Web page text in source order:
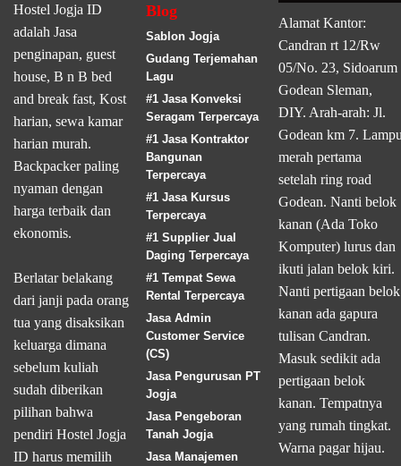
Hostel Jogja ID
adalah Jasa
penginapan, guest
house, B n B bed
and break fast, Kost
harian, sewa kamar
harian murah.
Backpacker paling
nyaman dengan
harga terbaik dan
ekonomis.
Berlatar belakang
dari janji pada orang
tua yang disaksikan
keluarga dimana
sebelum kuliah
sudah diberikan
pilihan bahwa
pendiri Hostel Jogja
ID harus memilih
Blog
Sablon Jogja
Gudang Terjemahan
Lagu
#1 Jasa Konveksi
Seragam Terpercaya
#1 Jasa Kontraktor
Bangunan
Terpercaya
#1 Jasa Kursus
Terpercaya
#1 Supplier Jual
Daging Terpercaya
#1 Tempat Sewa
Rental Terpercaya
Jasa Admin
Customer Service
(CS)
Jasa Pengurusan PT
Jogja
Jasa Pengeboran
Tanah Jogja
Jasa Manajemen
Alamat Kantor:
Candran rt 12/Rw
05/No. 23, Sidoarum
Godean Sleman,
DIY. Arah-arah: Jl.
Godean km 7.
merah pertama
setelah ring road
Godean. Nanti belok
kanan (Ada Toko
Komputer) lurus dan
ikuti jalan belok kiri.
Nanti pertigaan belok
kanan ada gapura
tulisan Candran.
Masuk sedikit ada
pertigaan belok
kanan. Tempatnya
yang rumah tingkat.
Warna pagar hijau.